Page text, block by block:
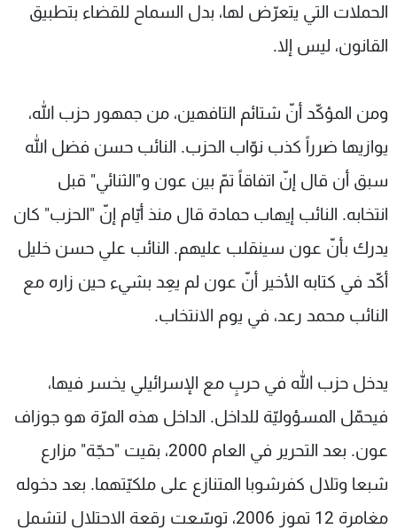
الحملات التي يتعرّض لها، بدل السماح للقضاء بتطبيق
القانون، ليس إلا.
ومن المؤكّد أنّ شتائم التافهين، من جمهور حزب الله،
يوازيها ضرراً كذب نوّاب الحزب. النائب حسن فضل الله
سبق أن قال إنّ اتفاقاً تمّ بين عون و"الثنائي" قبل
انتخابه. النائب إيهاب حمادة قال منذ أيّام إنّ "الحزب" كان
يدرك بأنّ عون سينقلب عليهم. النائب علي حسن خليل
أكّد في كتابه الأخير أنّ عون لم يعِد بشيء حين زاره مع
النائب محمد رعد، في يوم الانتخاب.
يدخل حزب الله في حربٍ مع الإسرائيلي يخسر فيها،
فيحمّل المسؤوليّة للداخل. الداخل هذه المرّة هو جوزاف
عون. بعد التحرير في العام 2000، بقيت "حجّة" مزارع
شبعا وتلال كفرشوبا المتنازع على ملكيّتهما. بعد دخوله
مغامرة 12 تموز 2006، توسّعت رقعة الاحتلال لتشمل